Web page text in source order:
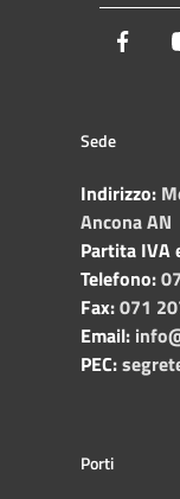
Sede
Indirizzo:
Ancona AN
Partita IVA
Telefono:
Fax:071
Email:
PEC:
Porti